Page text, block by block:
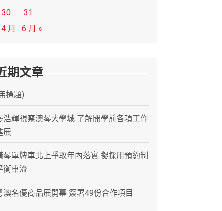
30
31
月
6 月 »
期文章
標題)
浩輝視察澳琴大學城 了解開學前各項工作
展
琴單牌車北上爭取年內落實 擬採用預約制
衡車流
澳名優商品展開幕 簽署49份合作項目